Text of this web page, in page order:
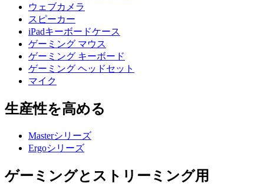
ウェブカメラ
スピーカー
iPadキーボードケース
ゲーミング マウス
ゲーミング キーボード
ゲーミング ヘッドセット
マイク
生産性を高める
Masterシリーズ
Ergoシリーズ
ゲーミングとストリーミング用